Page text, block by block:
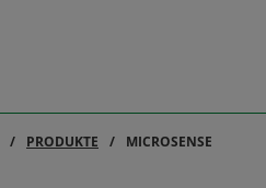
PRODUKTE
MICROSENSE